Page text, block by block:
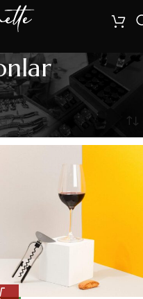
1-12 arası gösteriliyor